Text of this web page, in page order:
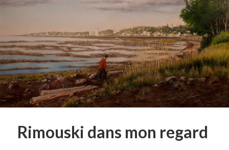
Rimouski dans mon regard